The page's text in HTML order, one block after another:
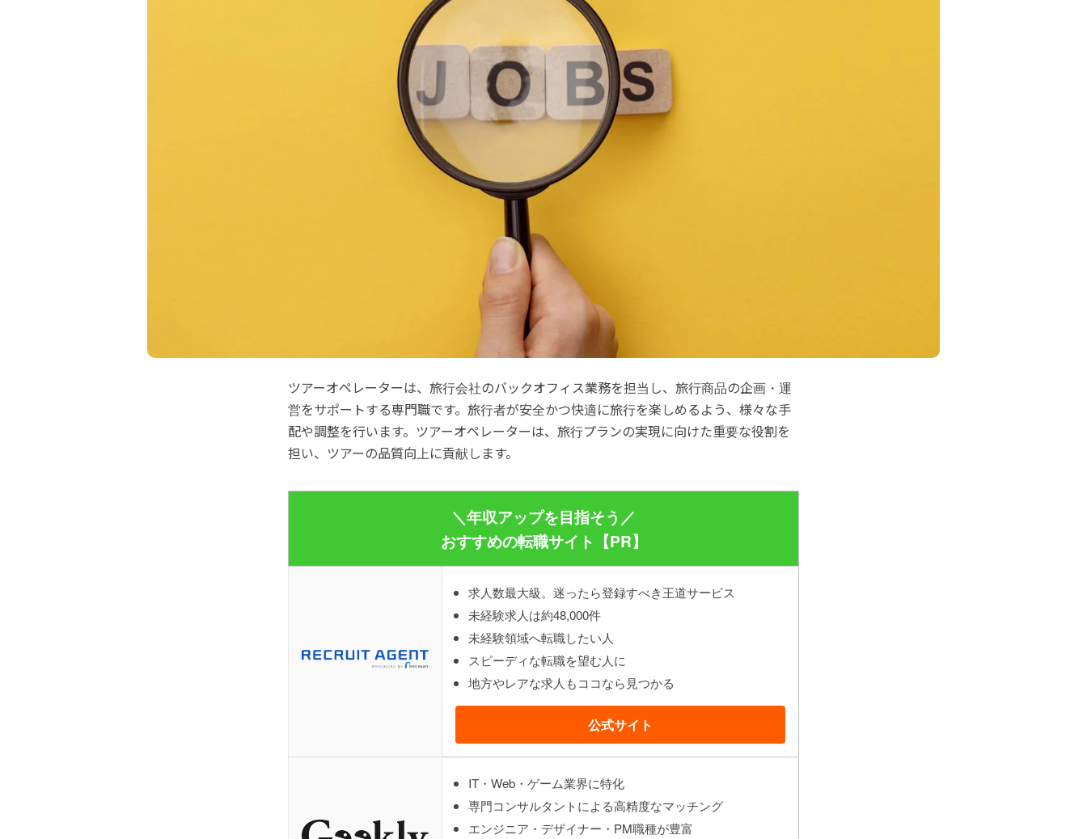
ツアーオペレーターは、旅行会社のバックオフィス業務を担当し、旅行商品の企画・運
営をサポートする専門職です。旅行者が安全かつ快適に旅行を楽しめるよう、様々な手
配や調整を行います。ツアーオペレーターは、旅行プランの実現に向けた重要な役割を
担い、ツアーの品質向上に貢献します。
＼年収アップを目指そう／
おすすめの転職サイト【PR】
求人数最大級。迷ったら登録すべき王道サービス
未経験求人は約48,000件
未経験領域へ転職したい人
スピーディな転職を望む人に
地方やレアな求人もココなら見つかる
公式サイト
IT・Web・ゲーム業界に特化
専門コンサルタントによる高精度なマッチング
エンジニア・デザイナー・PM職種が豊富